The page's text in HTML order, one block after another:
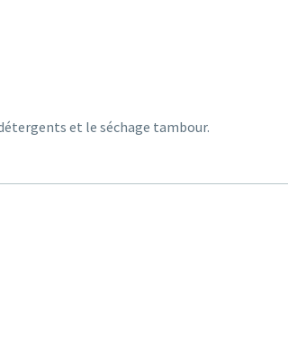
et le séchage tambour.